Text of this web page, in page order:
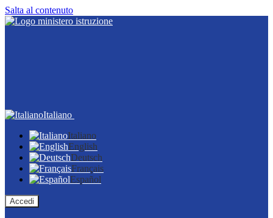
Salta al contenuto
Italiano
Italiano
English
Deutsch
Français
Español
Accedi